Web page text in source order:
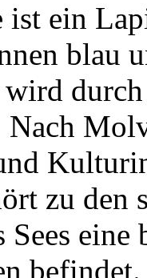
ist ein
blau
wird
Nach
zu den